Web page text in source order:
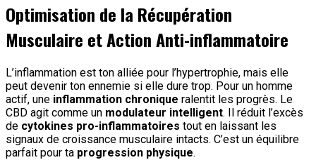
Optimisation de la Récupération
Musculaire et Action Anti-inflammatoire
L’inflammation est ton alliée pour l’hypertrophie, mais elle
peut devenir ton ennemie si elle dure trop. Pour un homme
actif, une inflammation chronique ralentit les progrès. Le
CBD agit comme un modulateur intelligent. Il réduit l’excès
de cytokines pro-inflammatoires tout en laissant les
signaux de croissance musculaire intacts. C’est un équilibre
parfait pour ta progression physique.